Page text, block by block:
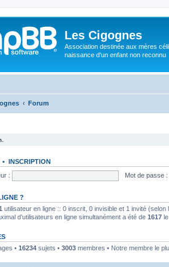
Les Cigognes
Association destinée aux mères
naissance d'un enfant non reconnu
Forum
• INSCRIPTION
:
Mot de passe :
?
utilisateur en ligne :: 0 inscrit, 0 invisible et 1 invité
d’utilisateurs en ligne simultanément a été de 1617
• 16234 sujets • 3003 membres • Notre membre le